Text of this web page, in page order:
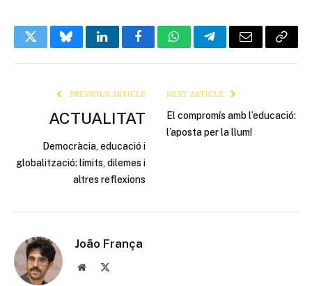
TwitterBlueskyLinkedInFacebookWhatsAppTelegramEmail Copy
PREVIOUS ARTICLE
ACTUALITAT
Democràcia, educació i
globalització: límits, dilemes i
altres reflexions
NEXT ARTICLE
El compromís amb l’educació:
l’aposta per la llum!
João França
Website